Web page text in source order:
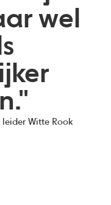
wel
leider Witte Rook